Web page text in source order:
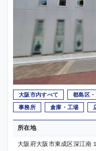
大阪市内すべて 都島区
事務所 倉庫・工場
所在地
大阪府大阪市東成区深江南